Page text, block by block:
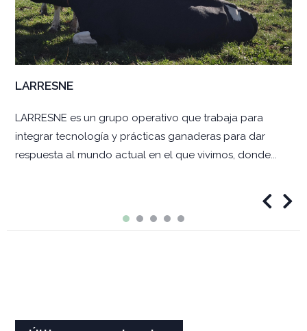
LARRESNE
LARRESNE es un grupo operativo que trabaja para
integrar tecnología y prácticas ganaderas para dar
respuesta al mundo actual en el que vivimos, donde...